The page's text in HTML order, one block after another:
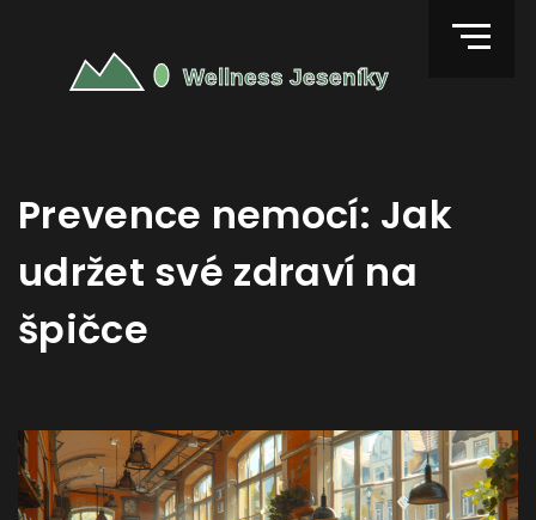
Prevence nemocí: Jak
udržet své zdraví na
špičce